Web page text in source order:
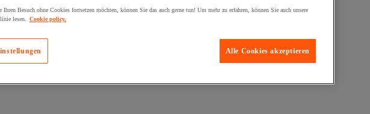
Ihren Besuch ohne Cookies fortsetzen möchten, können Sie das auch gerne tun! Um mehr zu erfahren, können Sie auch unsere
lesen.
Cookie policy.
Alle Cookies akzeptieren